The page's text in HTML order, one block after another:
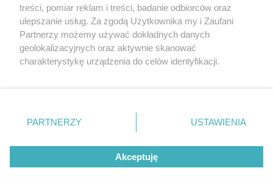
© 2026 Grupa ZPR Media
treści, pomiar reklam i treści, badanie odbiorców oraz
ulepszanie usług. Za zgodą Użytkownika my i Zaufani
Partnerzy możemy używać dokładnych danych
geolokalizacyjnych oraz aktywnie skanować
charakterystykę urządzenia do celów identyfikacji.
zmienić/wycofać klikając przycisk ustawień prywatności
znajdujący się w lewym dolnym rogu strony
rodzaje przetwarzania danych nie wymagają zgody
użytkownika, ale masz prawo sprzeciwić się takiemu
przetwarzaniu. Preferencje będą miały zastosowanie tylko
PARTNERZY USTAWIENIA
Akceptuję